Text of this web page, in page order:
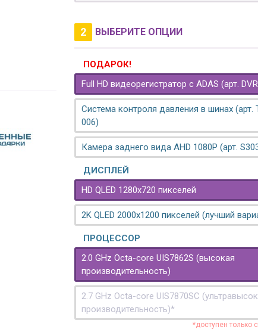
2 ВЫБЕРИТЕ ОПЦИИ
ПОДАРОК!
Full HD видеорегистратор с ADAS (арт.
Система контроля давления в шинах (арт.
006)
Камера заднего вида AHD 1080P (арт.
ДИСПЛЕЙ
HD QLED 1280x720 пикселей
2K QLED 2000х1200 пикселей (лучший
ПРОЦЕССОР
2.0 GHz Octa-core UIS7862S (высокая
производительность)
2.7 GHz Octa-core UIS7870SC
производительность)*
*доступен только